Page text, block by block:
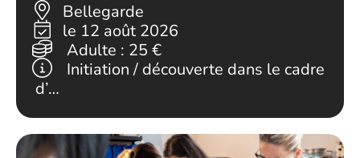
Bellegarde
le 12 août 2026
Adulte : 25 €
Initiation / découverte dans le cadre
d’…